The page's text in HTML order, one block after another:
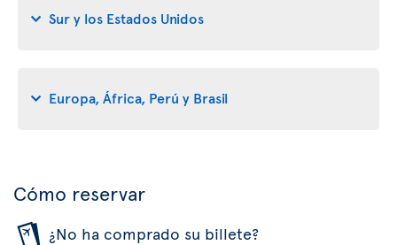
Sur y los Estados Unidos
Europa, África, Perú y Brasil
Cómo reservar
¿No ha comprado su billete?